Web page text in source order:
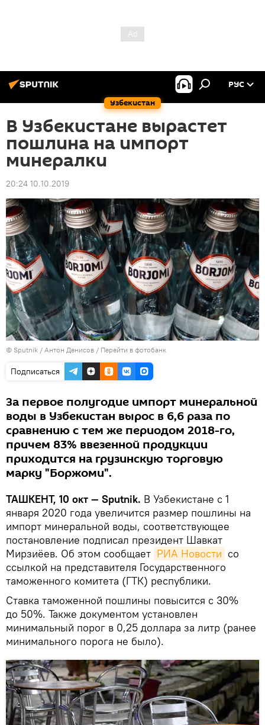
Узбекистан
РУС
В Узбекистане вырастет
пошлина на импорт
минералки
20:24 10.10.2019
© Sputnik / Антон Денисов / Перейти в фотобанк
Подписаться
За первое полугодие импорт минеральной
воды в Узбекистан вырос в 6,6 раза по
сравнению с тем же периодом 2018-го,
причем 83% ввезенной продукции
приходится на грузинскую торговую
марку "Боржоми".
ТАШКЕНТ, 10 окт — Sputnik. В Узбекистане с 1
января 2020 года увеличится размер пошлины на
импорт минеральной воды, соответствующее
постановление подписал президент Шавкат
Мирзиёев. Об этом сообщает РИА Новости со
ссылкой на представителя Государственного
таможенного комитета (ГТК) республики.
Ставка таможенной пошлины повысится с 30%
до 50%. Также документом установлен
минимальный порог в 0,25 доллара за литр (ранее
минимального порога не было).